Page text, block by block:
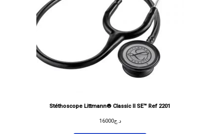
Stéthoscope Littmann® Classic II SE™ Ref 2201
د.ج16000